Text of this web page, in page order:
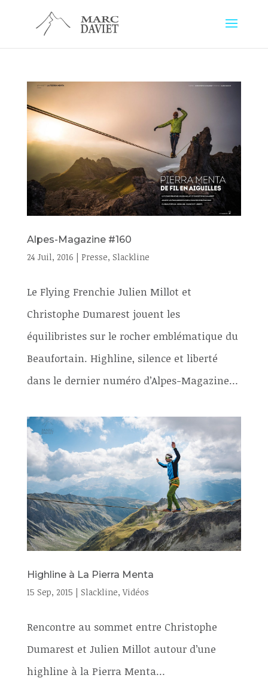
Alpes-Magazine #160
24 Juil, 2016 | Presse, Slackline
Le Flying Frenchie Julien Millot et
Christophe Dumarest jouent les
équilibristes sur le rocher emblématique du
Beaufortain. Highline, silence et liberté
dans le dernier numéro d’Alpes-Magazine…
Highline à La Pierra Menta
15 Sep, 2015 | Slackline,Vidéos
Rencontre au sommet entre Christophe
Dumarest et Julien Millot autour d’une
highline à la Pierra Menta…